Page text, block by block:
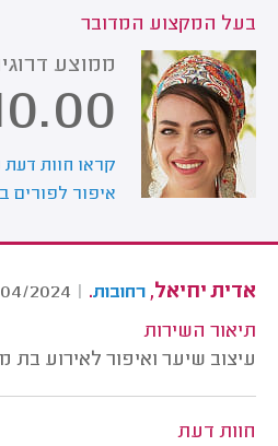
בעל המקצוע המדובר
ממוצע
קראו חוות דעת
איפור לפורים
אדית יחיאל, רחובות.
|
2024
תיאור השירות
עיצוב שיער ואיפור לאירוע בת
חוות דעת